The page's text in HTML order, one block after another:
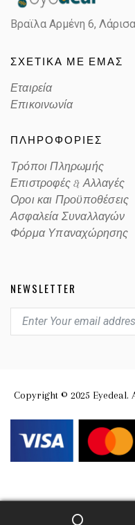
Lens Color
Color code
Βραϊλα Αρμένη 6,
ΣΧΕΤΙΚΑ ΜΕ ΕΜΑΣ
Εταιρεία
Επικοινωνία
ΠΛΗΡΟΦΟΡΙΕΣ
Τρόποι Πληρωμής
Επιστροφές & Αλλαγές
Οροι και Προϋποθέσεις
Ασφαλεία Συναλλαγών
Φόρμα Υπαναχώρησης
NEWSLETTER
Copyright © 2025 Eyedeal.